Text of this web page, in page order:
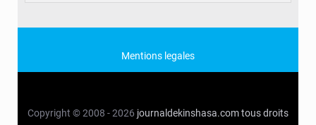
Mentions legales
Copyright © 2008 - 2026 journaldekinshasa.comtous droits